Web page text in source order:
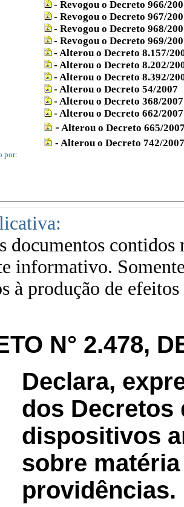
- Revogou o Decreto 966/
- Revogou o Decreto 967/
- Revogou o Decreto 968/
- Revogou o Decreto 969/
- Alterou o Decreto 8.157/
- Alterou o Decreto 8.202/
- Alterou o Decreto 8.392/
- Alterou o Decreto 54/2007
- Alterou o Decreto 368/2007
- Alterou o Decreto 662/2007
- Alterou o Decreto 665/
- Alterou o Decreto 742/2007
por:
documentos contidos
informativo.
à produção de
N° 2.478,
Declara,
dos Decretos
dispositivos
sobre
providências.